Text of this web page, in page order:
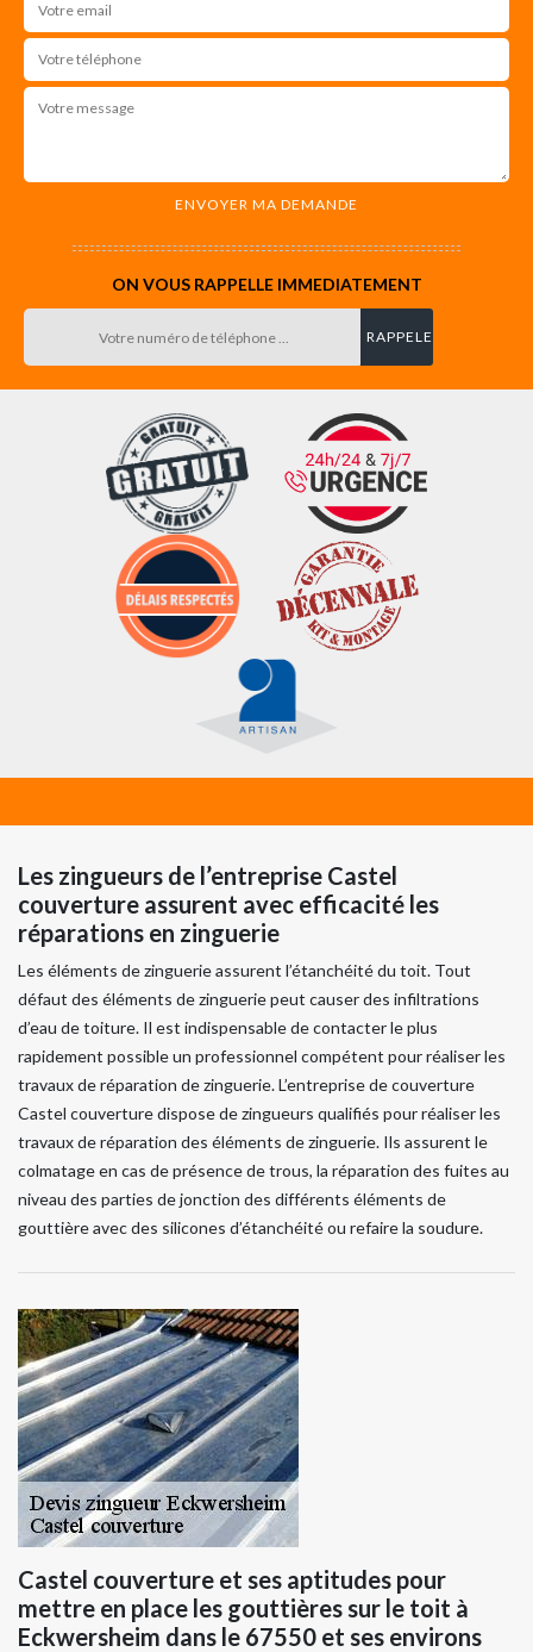
ON VOUS RAPPELLE IMMEDIATEMENT
Les zingueurs de l’entreprise Castel
couverture assurent avec efficacité les
réparations en zinguerie
Les éléments de zinguerie assurent l’étanchéité du toit. Tout
défaut des éléments de zinguerie peut causer des infiltrations
d’eau de toiture. Il est indispensable de contacter le plus
rapidement possible un professionnel compétent pour réaliser les
travaux de réparation de zinguerie. L’entreprise de couverture
Castel couverture dispose de zingueurs qualifiés pour réaliser les
travaux de réparation des éléments de zinguerie. Ils assurent le
colmatage en cas de présence de trous, la réparation des fuites au
niveau des parties de jonction des différents éléments de
gouttière avec des silicones d’étanchéité ou refaire la soudure.
Castel couverture et ses aptitudes pour
mettre en place les gouttières sur le toit à
Eckwersheim dans le 67550 et ses environs